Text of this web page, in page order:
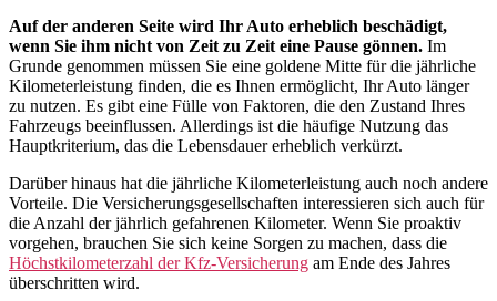
Auf der anderen Seite wird Ihr Auto erheblich beschädigt,
wenn Sie ihm nicht von Zeit zu Zeit eine Pause gönnen. Im
Grunde genommen müssen Sie eine goldene Mitte für die jährliche
Kilometerleistung finden, die es Ihnen ermöglicht, Ihr Auto länger
zu nutzen. Es gibt eine Fülle von Faktoren, die den Zustand Ihres
Fahrzeugs beeinflussen. Allerdings ist die häufige Nutzung das
Hauptkriterium, das die Lebensdauer erheblich verkürzt.
Darüber hinaus hat die jährliche Kilometerleistung auch noch andere
Vorteile. Die Versicherungsgesellschaften interessieren sich auch für
die Anzahl der jährlich gefahrenen Kilometer. Wenn Sie proaktiv
vorgehen, brauchen Sie sich keine Sorgen zu machen, dass die
Höchstkilometerzahl der Kfz-Versicherung am Ende des Jahres
überschritten wird.